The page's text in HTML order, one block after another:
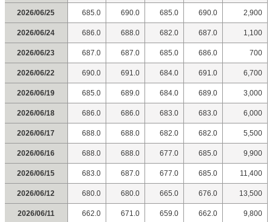
2026/06/25 685.0 690.0 685.0 690.0 2,900
2026/06/24 686.0 688.0 682.0 687.0 1,100
2026/06/23 687.0 687.0 685.0 686.0 700
2026/06/22 690.0 691.0 684.0 691.0 6,700
2026/06/19 685.0 689.0 684.0 689.0 3,000
2026/06/18 686.0 686.0 683.0 683.0 6,000
2026/06/17 688.0 688.0 682.0 682.0 5,500
2026/06/16 688.0 688.0 677.0 685.0 9,900
2026/06/15 683.0 687.0 677.0 685.0 11,400
2026/06/12 680.0 680.0 665.0 676.0 13,500
2026/06/11 662.0 671.0 659.0 662.0 9,800